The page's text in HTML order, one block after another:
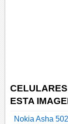
ESTA
Nokia Asha